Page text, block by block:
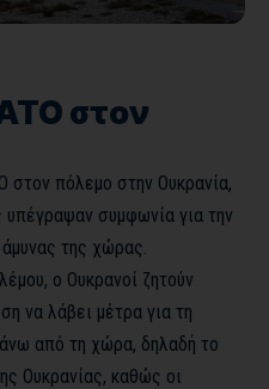
στον
πόλεμο στην Ουκρανία,
συμφωνία για την
της χώρας.
ο Ουκρανοί ζητούν
να λάβει μέτρα για τη
από τη χώρα, δηλαδή το
Ουκρανίας, καθώς οι